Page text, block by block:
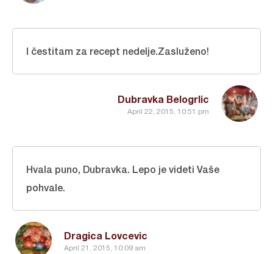
Dubravka Belogrlic
April 22, 2015, 10:51 pm
I čestitam za recept nedelje.Zasluženo!
Dragica Lovcevic
April 21, 2015, 10:09 am
Hvala puno, Dubravka. Lepo je videti Vaše
pohvale.